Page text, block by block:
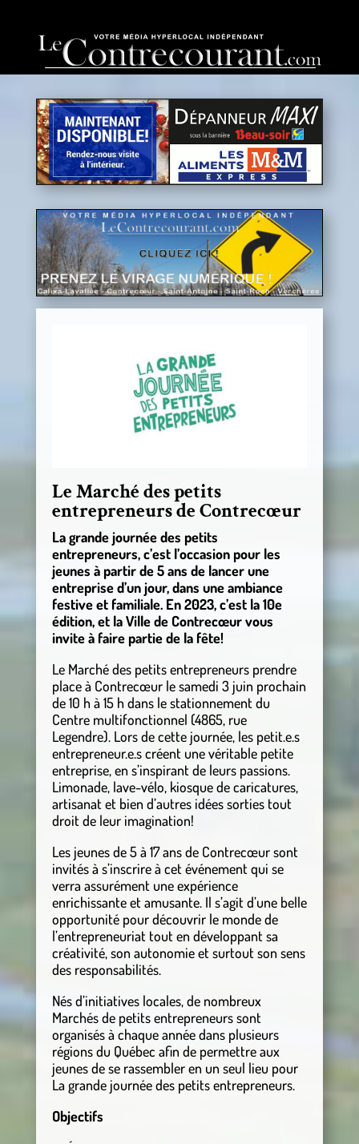
Le Marché des petits
entrepreneurs de Contrecœur
La grande journée des petits
entrepreneurs, c’est l’occasion pour les
jeunes à partir de 5 ans de lancer une
entreprise d’un jour, dans une ambiance
festive et familiale. En 2023, c’est la 10e
édition, et la Ville de Contrecœur vous
invite à faire partie de la fête!
Le Marché des petits entrepreneurs prendre
place à Contrecœur le samedi 3 juin prochain
de 10 h à 15 h dans le stationnement du
Centre multifonctionnel (4865, rue
Legendre). Lors de cette journée, les petit.e.s
entrepreneur.e.s créent une véritable petite
entreprise, en s’inspirant de leurs passions.
Limonade, lave-vélo, kiosque de caricatures,
artisanat et bien d’autres idées sorties tout
droit de leur imagination!
Les jeunes de 5 à 17 ans de Contrecœur sont
invités à s’inscrire à cet événement qui se
verra assurément une expérience
enrichissante et amusante. Il s’agit d’une belle
opportunité pour découvrir le monde de
l’entrepreneuriat tout en développant sa
créativité, son autonomie et surtout son sens
des responsabilités.
Nés d’initiatives locales, de nombreux
Marchés de petits entrepreneurs sont
organisés à chaque année dans plusieurs
régions du Québec afin de permettre aux
jeunes de se rassembler en un seul lieu pour
La grande journée des petits entrepreneurs.
Objectifs